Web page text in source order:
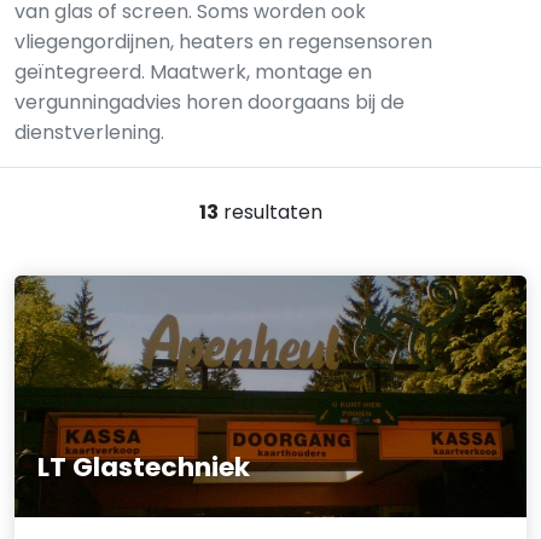
van glas of screen. Soms worden ook
vliegengordijnen, heaters en regensensoren
geïntegreerd. Maatwerk, montage en
vergunningadvies horen doorgaans bij de
dienstverlening.
13 resultaten
LT Glastechniek